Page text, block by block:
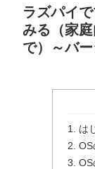
ラズパイ
みる（家
で）～バ
は
OS
OS